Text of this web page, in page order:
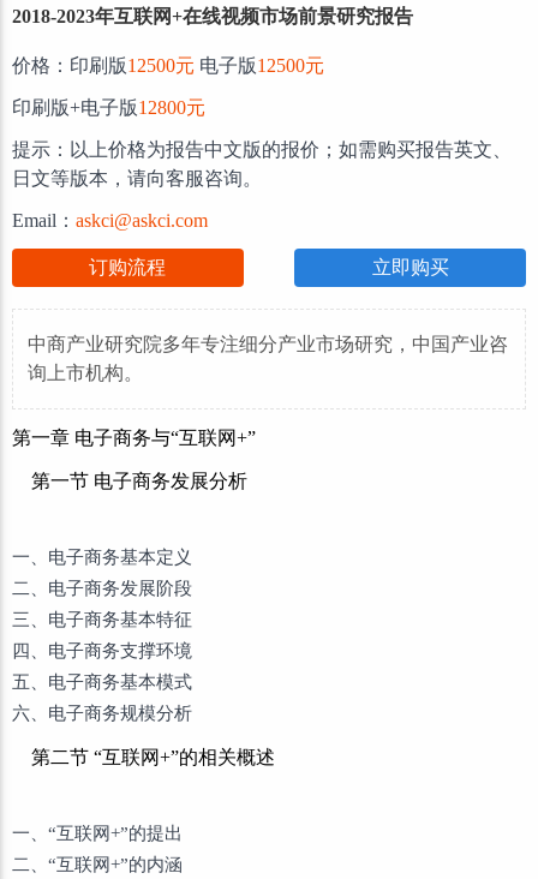
2018-2023年互联网+在线视频市场前景研究报告
价格：印刷版12500元 电子版12500元
印刷版+电子版12800元
提示：以上价格为报告中文版的报价；如需购买报告英文、
日文等版本，请向客服咨询。
Email： askci@askci.com
订购流程 立即购买
中商产业研究院多年专注细分产业市场研究，中国产业咨
询上市机构。
第一章 电子商务与“互联网+”
第一节 电子商务发展分析
一、电子商务基本定义
二、电子商务发展阶段
三、电子商务基本特征
四、电子商务支撑环境
五、电子商务基本模式
六、电子商务规模分析
第二节 “互联网+”的相关概述
一、“互联网+”的提出
二、“互联网+”的内涵